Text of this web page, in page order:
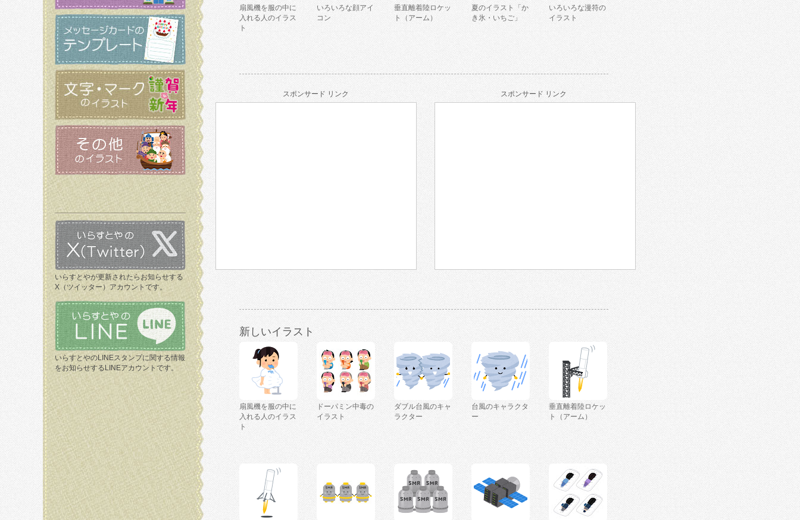
いらすとやが更新されたらお知らせする
X（ツイッター）アカウントです。
いらすとやのLINEスタンプに関する情報
をお知らせするLINEアカウントです。
扇風機を服の中に
入れる人のイラス
ト
いろいろな顔アイ
コン
垂直離着陸ロケッ
ト（アーム）
夏のイラスト「か
き氷・いちご」
いろいろな漫符の
イラスト
スポンサード リンク スポンサード リンク
新しいイラスト
扇風機を服の中に
入れる人のイラス
ト
ドーパミン中毒の
イラスト
ダブル台風のキャ
ラクター
台風のキャラクタ
ー
垂直離着陸ロケッ
ト（アーム）